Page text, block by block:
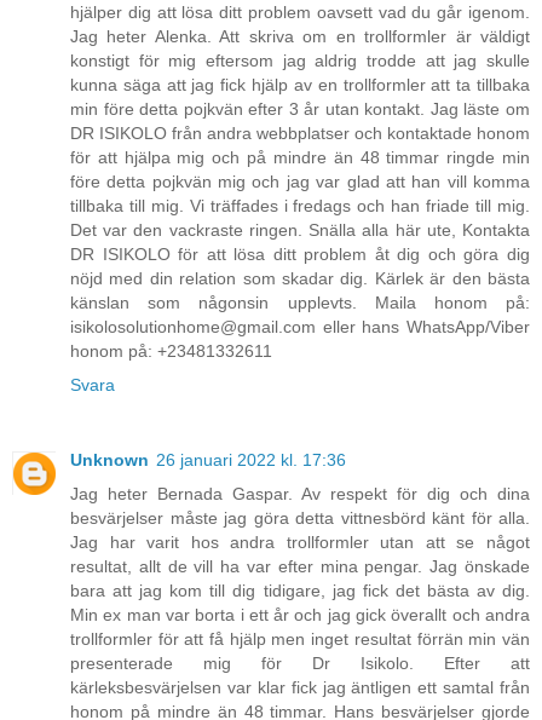
hjälper dig att lösa ditt problem oavsett vad du går igenom.
Jag heter Alenka. Att skriva om en trollformler är väldigt
konstigt för mig eftersom jag aldrig trodde att jag skulle
kunna säga att jag fick hjälp av en trollformler att ta tillbaka
min före detta pojkvän efter 3 år utan kontakt. Jag läste om
DR ISIKOLO från andra webbplatser och kontaktade honom
för att hjälpa mig och på mindre än 48 timmar ringde min
före detta pojkvän mig och jag var glad att han vill komma
tillbaka till mig. Vi träffades i fredags och han friade till mig.
Det var den vackraste ringen. Snälla alla här ute, Kontakta
DR ISIKOLO för att lösa ditt problem åt dig och göra dig
nöjd med din relation som skadar dig. Kärlek är den bästa
känslan som någonsin upplevts. Maila honom på:
isikolosolutionhome@gmail.com eller hans WhatsApp/Viber
honom på: +23481332611
Svara
Unknown 26 januari 2022 kl. 17:36
Jag heter Bernada Gaspar. Av respekt för dig och dina
besvärjelser måste jag göra detta vittnesbörd känt för alla.
Jag har varit hos andra trollformler utan att se något
resultat, allt de vill ha var efter mina pengar. Jag önskade
bara att jag kom till dig tidigare, jag fick det bästa av dig.
Min ex man var borta i ett år och jag gick överallt och andra
trollformler för att få hjälp men inget resultat förrän min vän
presenterade mig för Dr Isikolo. Efter att
kärleksbesvärjelsen var klar fick jag äntligen ett samtal från
honom på mindre än 48 timmar. Hans besvärjelser gjorde